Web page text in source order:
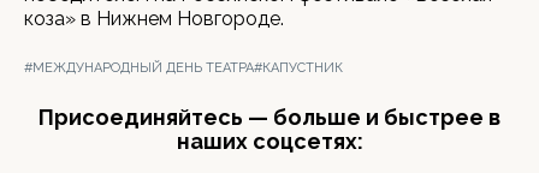
коза» в Нижнем Новгороде.
#МЕЖДУНАРОДНЫЙ ДЕНЬ ТЕАТРА#КАПУСТНИК
Присоединяйтесь — больше и быстрее в
наших соцсетях: